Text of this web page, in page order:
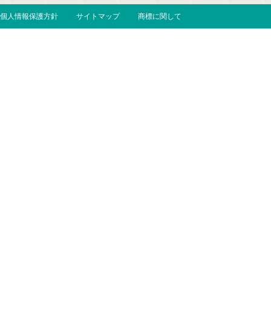
個人情報保護方針 サイトマップ 商標に関して